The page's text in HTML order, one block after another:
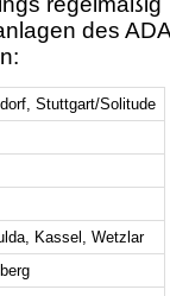
des
Stuttgart/Solitude
Kassel, Wetzlar